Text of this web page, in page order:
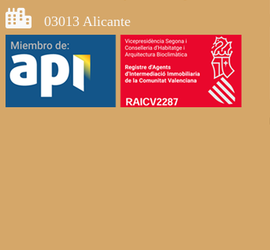
03013 Alicante